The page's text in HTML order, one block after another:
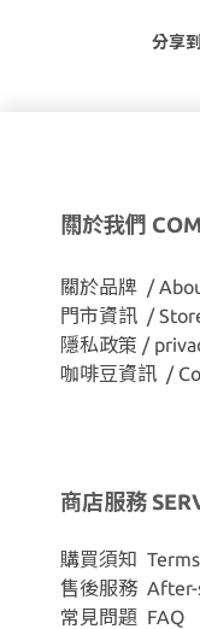
分享到
關於我們
關於品牌 /
門市資訊 /
隱私政策 /
咖啡豆資訊 /
商店服務
購買須知
售後服務 After-
常見問題 FAQ